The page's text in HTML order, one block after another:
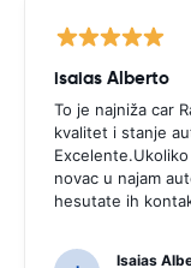
isaias Alberto
To je najniža car
kvalitet i stanje
novac u najam
hesutate ih
Isaias